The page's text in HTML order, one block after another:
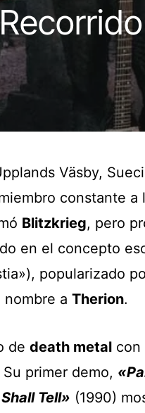
Väsby,
constante a
Blitzkrieg, pero
en el concepto
popularizado
a Therion.
de death metal con
Su primer demo,
Tell» (1990)